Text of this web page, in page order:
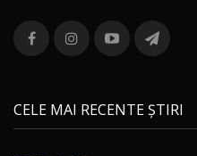
13 16:48
combină
36:08
CELE MAI RECENTE ȘTIRI